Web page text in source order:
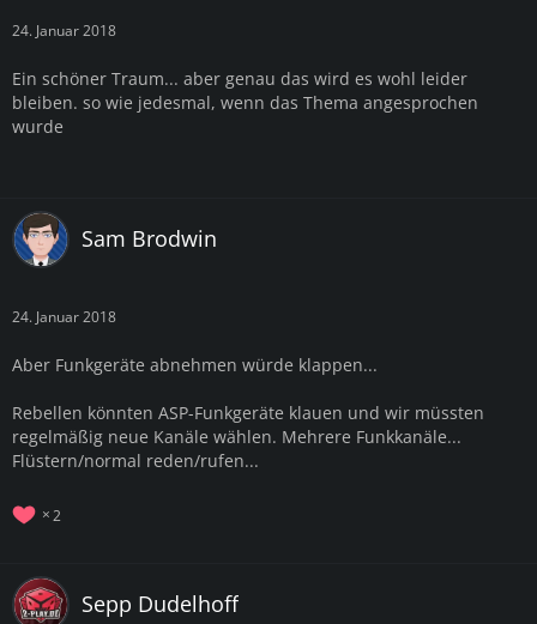
24. Januar 2018
Ein schöner Traum... aber genau das wird es wohl leider
bleiben. so wie jedesmal, wenn das Thema angesprochen
wurde
Sam Brodwin
24. Januar 2018
Aber Funkgeräte abnehmen würde klappen...
Rebellen könnten ASP-Funkgeräte klauen und wir müssten
regelmäßig neue Kanäle wählen. Mehrere Funkkanäle...
Flüstern/normal reden/rufen...
2
Sepp Dudelhoff